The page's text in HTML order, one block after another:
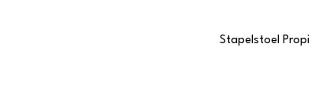
Stapelstoel Propi